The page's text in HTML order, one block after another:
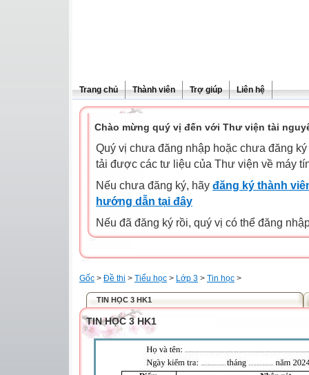
Trang chủ Thành viên Trợ giúp Liên hệ
Chào mừng quý vị đến với Thư viện tài
Quý vị chưa đăng nhập hoặc chưa đăng
tải được các tư liệu của Thư viện về máy
Nếu chưa đăng ký, hãy đăng ký thành
hướng dẫn tại đây
Nếu đã đăng ký rồi, quý vị có thể đăng
Gốc > Đề thi > Tiểu học > Lớp 3 > Tin học >
TIN HỌC 3 HK1
TIN HỌC 3 HK1